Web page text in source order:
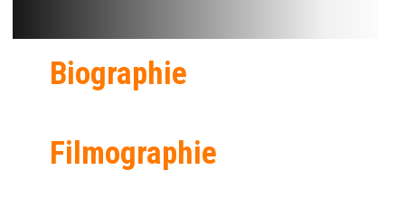
Biographie
Filmographie